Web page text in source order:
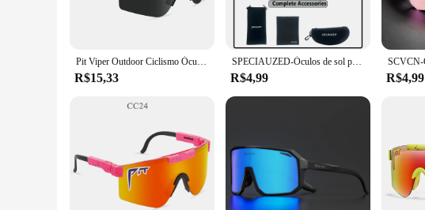
Pit Viper Outdoor Ciclismo Óculos De Sol para Homens e Mulheres, MTB Esporte Óculos, Bicicleta, Óculos de Bicicleta sem Caixa, UV400
R$15,33
SPECIAUZED-Óculos de sol para homens e mulheres, mountain bike, óculos de estrada, ciclismo, óculos esportivos ao ar livre
R$4,99 R$4,99